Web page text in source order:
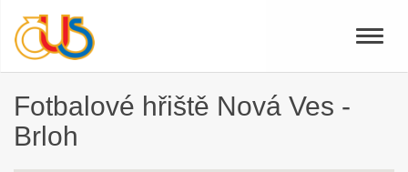
Toggle
Fotbalové hřiště Nová Ves -
Brloh